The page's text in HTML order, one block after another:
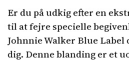
Er du på udkig efter en
til at fejre specielle
Johnnie Walker Blue
dig. Denne blanding er et